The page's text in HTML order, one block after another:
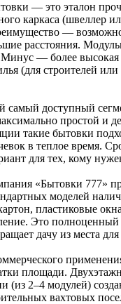
— это эталон
каркаса (швеллер
—
расстояния.
— более высокая
(для строителей
доступный
простой и
такие бытовки
в теплое время.
для тех, кому
«Бытовки 777»
моделей
пластиковые
Это
дачу из места
площади.
(из 2–4 модулей)
вахтовых